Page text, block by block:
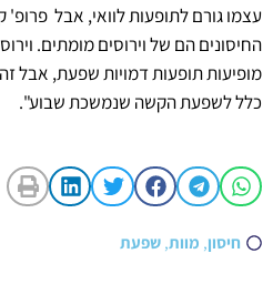
עצמו גורם לתופעות לוואי, אבל
החיסונים הם של וירוסים מומתים.
מופיעות תופעות דמויות שפעת, אבל זה
כלל לשפעת הקשה שנמשכת שבוע".
חיסון, מוות, שפעת